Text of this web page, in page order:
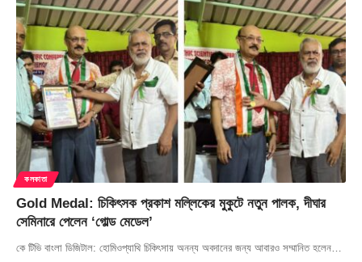
কলকাতা
Gold Medal: চিকিৎসক প্রকাশ মল্লিকের মুকুটে নতুন পালক, দীঘার
সেমিনারে পেলেন ‘গোল্ড মেডেল’
কে টিভি বাংলা ডিজিটাল: হোমিওপ্যাথি চিকিৎসায় অনন্য অবদানের জন্য আবারও সম্মানিত হলেন…